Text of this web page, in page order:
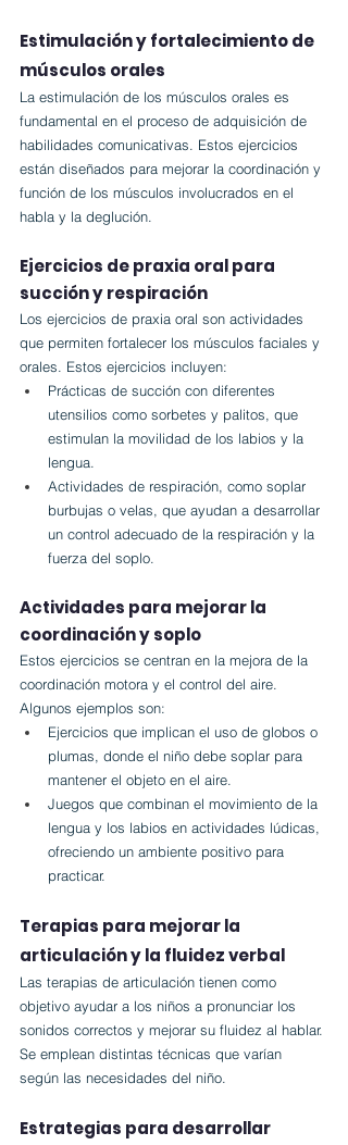
Estimulación y fortalecimiento de
músculos orales
La estimulación de los músculos orales es
fundamental en el proceso de adquisición de
habilidades comunicativas. Estos ejercicios
están diseñados para mejorar la coordinación y
función de los músculos involucrados en el
habla y la deglución.
Ejercicios de praxia oral para
succión y respiración
Los ejercicios de praxia oral son actividades
que permiten fortalecer los músculos faciales y
orales. Estos ejercicios incluyen:
Prácticas de succión con diferentes
utensilios como sorbetes y palitos, que
estimulan la movilidad de los labios y la
lengua.
Actividades de respiración, como soplar
burbujas o velas, que ayudan a desarrollar
un control adecuado de la respiración y la
fuerza del soplo.
Actividades para mejorar la
coordinación y soplo
Estos ejercicios se centran en la mejora de la
coordinación motora y el control del aire.
Algunos ejemplos son:
Ejercicios que implican el uso de globos o
plumas, donde el niño debe soplar para
mantener el objeto en el aire.
Juegos que combinan el movimiento de la
lengua y los labios en actividades lúdicas,
ofreciendo un ambiente positivo para
practicar.
Terapias para mejorar la
articulación y la fluidez verbal
Las terapias de articulación tienen como
objetivo ayudar a los niños a pronunciar los
sonidos correctos y mejorar su fluidez al hablar.
Se emplean distintas técnicas que varían
según las necesidades del niño.
Estrategias para desarrollar